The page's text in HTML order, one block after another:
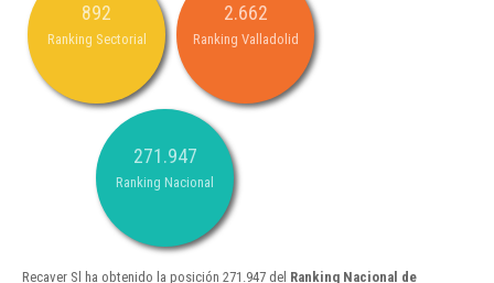
892
Ranking Sectorial
2.662
Ranking Valladolid
271.947
Ranking Nacional
Recaver Sl ha obtenido la posición 271.947 del Ranking Nacional de